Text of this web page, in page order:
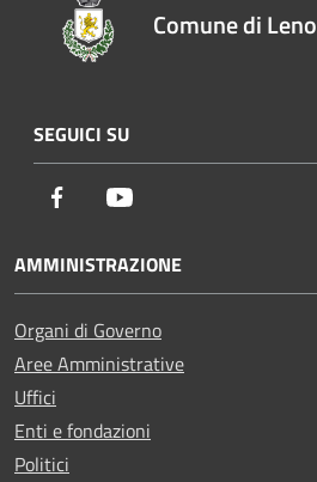
Comune di Leno
SEGUICI SU
Facebook
AMMINISTRAZIONE
Organi di Governo
Aree Amministrative
Uffici
Enti e fondazioni
Politici